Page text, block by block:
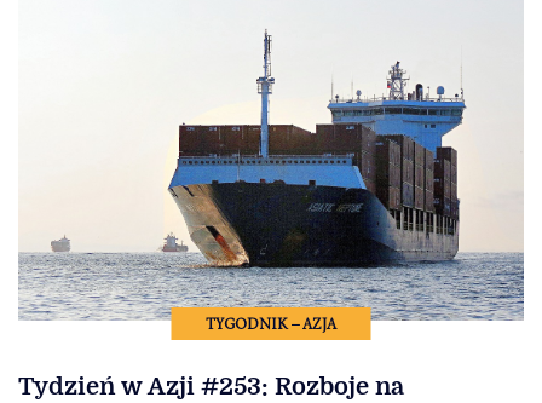
TYGODNIK – AZJA
Tydzień w Azji #253: Rozboje na